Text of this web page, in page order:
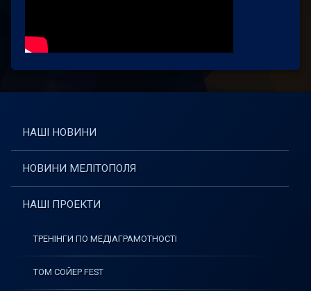
НАШІ НОВИНИ
НОВИНИ МЕЛІТОПОЛЯ
НАШІ ПРОЕКТИ
ТРЕНІНГИ ПО МЕДІАГРАМОТНОСТІ
ТОМ СОЙЕР FEST